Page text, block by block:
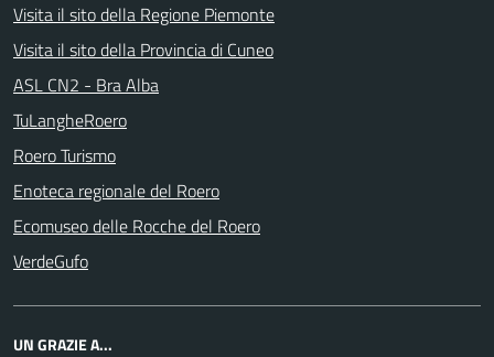
Visita il sito della Regione Piemonte
Visita il sito della Provincia di Cuneo
ASL CN2 - Bra Alba
TuLangheRoero
Roero Turismo
Enoteca regionale del Roero
Ecomuseo delle Rocche del Roero
VerdeGufo
UN GRAZIE A...